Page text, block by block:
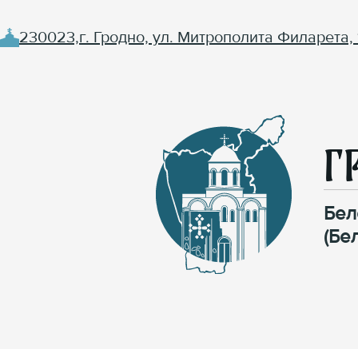
230023,г. Гродно, ул. Митрополита Филарета,